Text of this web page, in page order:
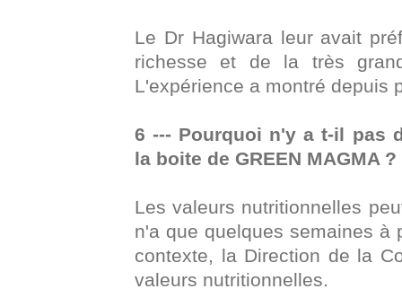
Le Dr Hagiwara leur avait
richesse et de la très
L'expérience a montré depuis
6 --- Pourquoi n'y a t-il pas
la boite de GREEN MAGMA ?
Les valeurs nutritionnelles
n'a que quelques semaines à
contexte, la Direction de la
valeurs nutritionnelles.